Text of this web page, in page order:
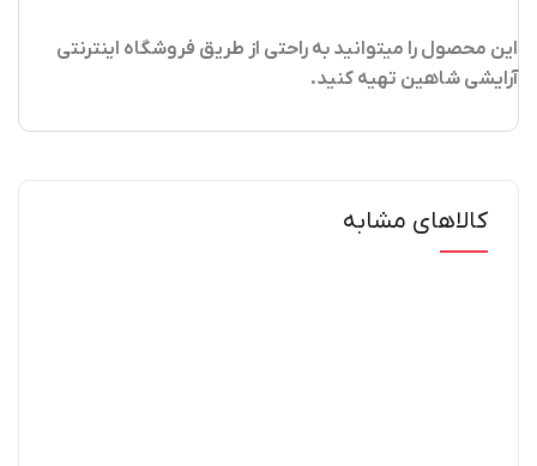
این محصول را میتوانید به راحتی از طریق فروشگاه اینترنتی
آرایشی شاهین تهیه کنید.
کالاهای مشابه